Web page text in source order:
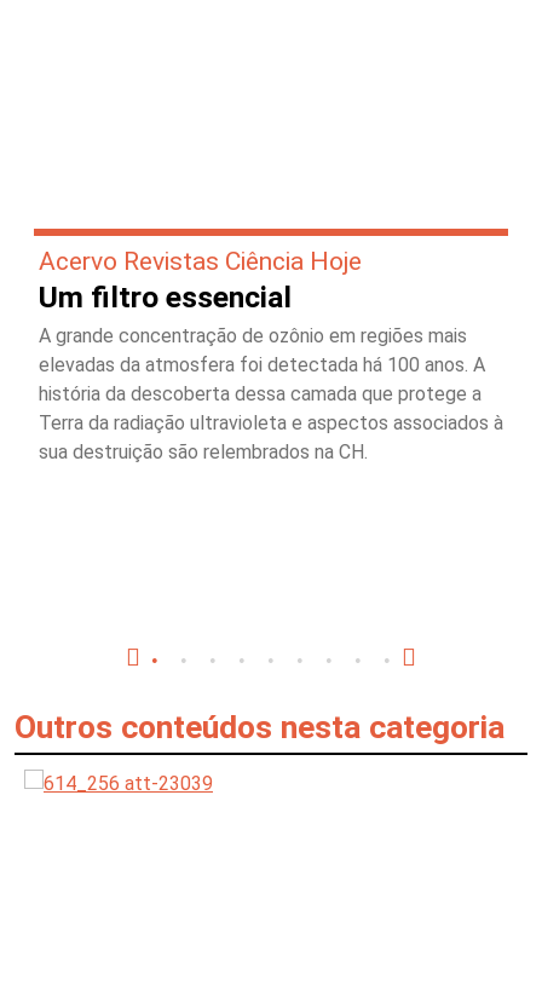
Acervo Revistas Ciência Hoje
Um filtro essencial
A grande concentração de ozônio em regiões mais
elevadas da atmosfera foi detectada há 100 anos. A
história da descoberta dessa camada que protege a
Terra da radiação ultravioleta e aspectos associados à
sua destruição são relembrados na CH.
Outros conteúdos nesta categoria